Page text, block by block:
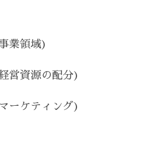
業領域)
営資源の配分)
ーケティング)